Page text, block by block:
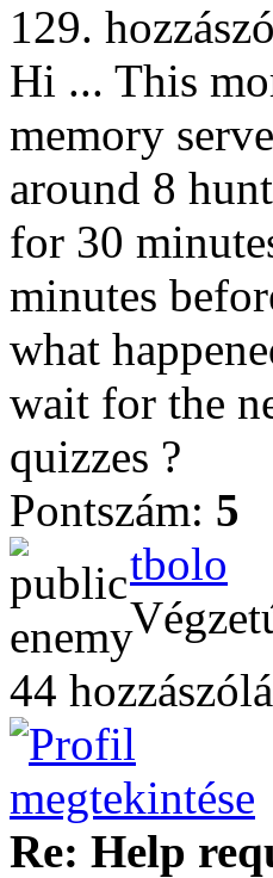
129.
Hi ... This
memory
around 8
for 30
minutes
what
wait for the
quizzes ?
Pontszám: 5
tbolo
44
Re: Help